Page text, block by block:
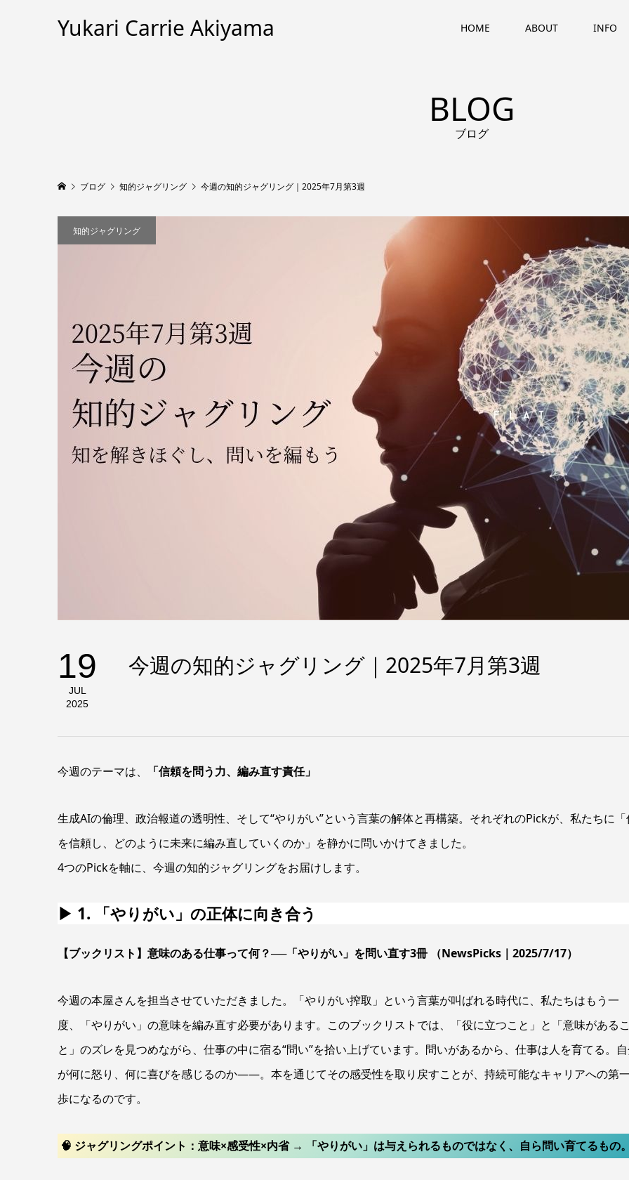
Yukari Carrie Akiyama HOME ABOUT INFO
BLOG
ブログ
ブログ 知的ジャグリング 今週の知的ジャグリング｜2025年7月第3週
知的ジャグリング
19
JUL
2025
今週の知的ジャグリング｜2025年7月第3週
今週のテーマは、 「信頼を問う力、編み直す責任」
生成AIの倫理、政治報道の透明性、そして“やりがい”という言葉の解体と再構築。それぞれのPickが、私たちに「
を信頼し、どのように未来に編み直していくのか」を静かに問いかけてきました。
4つのPickを軸に、今週の知的ジャグリングをお届けします。
▶ 1. 「やりがい」の正体に向き合う
【ブックリスト】意味のある仕事って何？──「やりがい」を問い直す3冊 （NewsPicks｜2025/7/17）
今週の本屋さんを担当させていただきました。「やりがい搾取」という言葉が叫ばれる時代に、私たちはもう一
度、「やりがい」の意味を編み直す必要があります。このブックリストでは、「役に立つこと」と「意味があるこ
と」のズレを見つめながら、仕事の中に宿る“問い”を拾い上げています。問いがあるから、仕事は人を育てる。
が何に怒り、何に喜びを感じるのか——。本を通じてその感受性を取り戻すことが、持続可能なキャリアへの第一
歩になるのです。
🧠 ジャグリングポイント：意味×感受性×内省 → 「やりがい」は与えられるものではなく、自ら問い育てるもの。